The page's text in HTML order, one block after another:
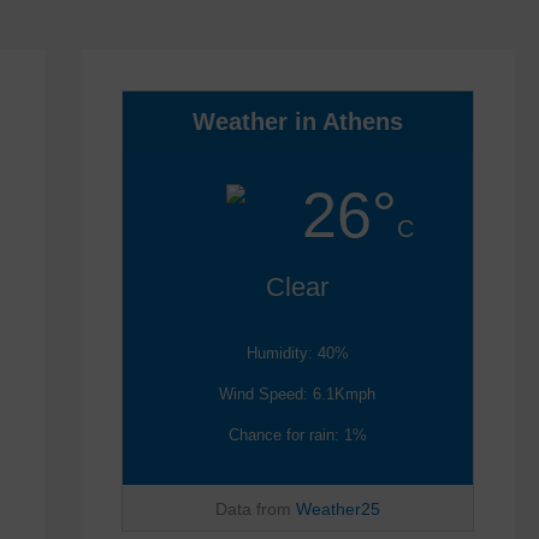
Weather in Athens
26°C
Clear
Humidity: 40%
Wind Speed: 6.1Kmph
Chance for rain: 1%
Data from Weather25